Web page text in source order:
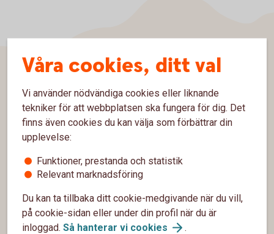
Våra cookies, ditt val
Vi använder nödvändiga cookies eller liknande
tekniker för att webbplatsen ska fungera för dig. Det
finns även cookies du kan välja som förbättrar din
upplevelse:
Funktioner, prestanda och statistik
Relevant marknadsföring
Du kan ta tillbaka ditt cookie-medgivande när du vill,
på cookie-sidan eller under din profil när du är
inloggad. Så hanterar vi cookies .
Sidfot
Hitta snabbt
Kontakta oss
Spärrhjälp
Hitta bankkontor
Bli kund
Priser, räntor och kurser